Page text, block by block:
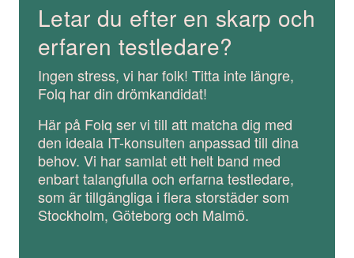
Letar du efter en skarp och
erfaren testledare?
Ingen stress, vi har folk! Titta inte längre,
Folq har din drömkandidat!
Här på Folq ser vi till att matcha dig med
den ideala IT-konsulten anpassad till dina
behov. Vi har samlat ett helt band med
enbart talangfulla och erfarna testledare,
som är tillgängliga i flera storstäder som
Stockholm, Göteborg och Malmö.